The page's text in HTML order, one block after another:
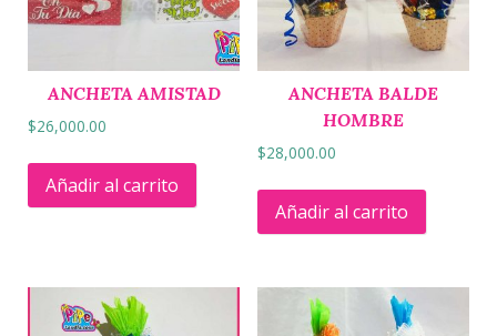
ANCHETA AMISTAD
$26,000.00
Añadir al carrito
ANCHETA BALDE
HOMBRE
$28,000.00
Añadir al carrito